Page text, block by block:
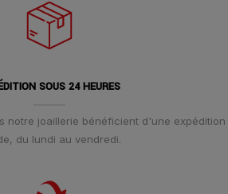
SOUS 24 HEURES
notre joaillerie bénéficient d'une expédition
du lundi au vendredi.